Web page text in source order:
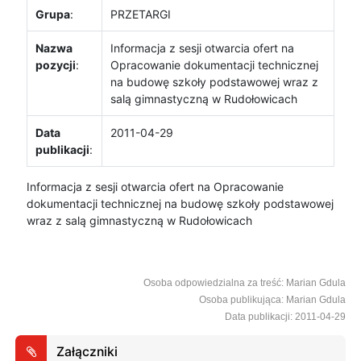
Grupa: PRZETARGI
Nazwa
pozycji:
Informacja z sesji otwarcia ofert na
Opracowanie dokumentacji technicznej
na budowę szkoły podstawowej wraz z
salą gimnastyczną w Rudołowicach
Data
publikacji:
2011-04-29
Informacja z sesji otwarcia ofert na Opracowanie
dokumentacji technicznej na budowę szkoły podstawowej
wraz z salą gimnastyczną w Rudołowicach
Osoba odpowiedzialna za treść: Marian Gdula
Osoba publikująca: Marian Gdula
Data publikacji: 2011-04-29
Załączniki